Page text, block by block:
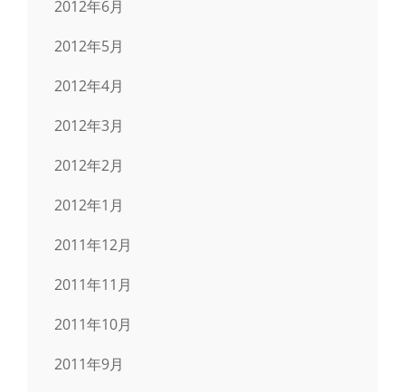
2012年6月
2012年5月
2012年4月
2012年3月
2012年2月
2012年1月
2011年12月
2011年11月
2011年10月
2011年9月